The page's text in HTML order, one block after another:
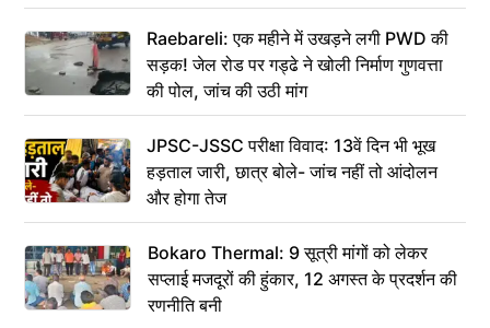
Raebareli: एक महीने में उखड़ने लगी PWD की
सड़क! जेल रोड पर गड्ढे ने खोली निर्माण गुणवत्ता
की पोल, जांच की उठी मांग
JPSC-JSSC परीक्षा विवाद: 13वें दिन भी भूख
हड़ताल जारी, छात्र बोले- जांच नहीं तो आंदोलन
और होगा तेज
Bokaro Thermal: 9 सूत्री मांगों को लेकर
सप्लाई मजदूरों की हुंकार, 12 अगस्त के प्रदर्शन की
रणनीति बनी